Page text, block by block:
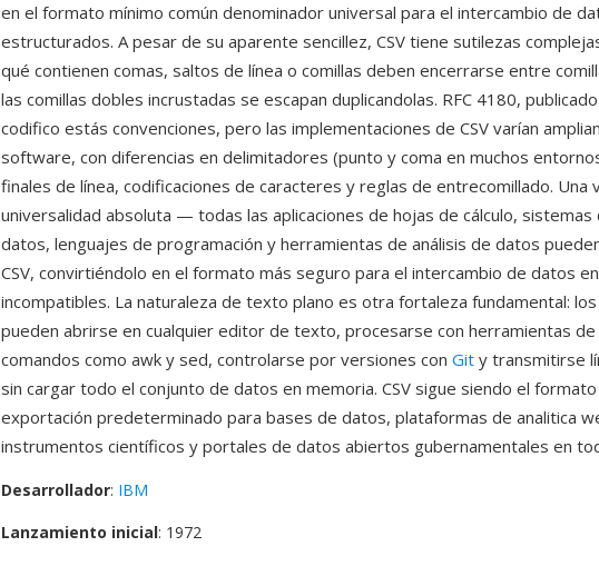
en el formato mínimo común denominador universal para el intercambio de
estructurados. A pesar de su aparente sencillez, CSV tiene sutilezas
qué contienen comas, saltos de línea o comillas deben encerrarse entre
las comillas dobles incrustadas se escapan duplicandolas. RFC 4180,
codifico estás convenciones, pero las implementaciones de CSV varían
software, con diferencias en delimitadores (punto y coma en muchos
finales de línea, codificaciones de caracteres y reglas de entrecomillado. Una
universalidad absoluta — todas las aplicaciones de hojas de cálculo, sistemas
datos, lenguajes de programación y herramientas de análisis de datos
CSV, convirtiéndolo en el formato más seguro para el intercambio de datos
incompatibles. La naturaleza de texto plano es otra fortaleza fundamental: los
pueden abrirse en cualquier editor de texto, procesarse con herramientas de
comandos como awk y sed, controlarse por versiones con Git y transmitirse
sin cargar todo el conjunto de datos en memoria. CSV sigue siendo el
exportación predeterminado para bases de datos, plataformas de analitica
instrumentos científicos y portales de datos abiertos gubernamentales en
Desarrollador: IBM
Lanzamiento inicial: 1972